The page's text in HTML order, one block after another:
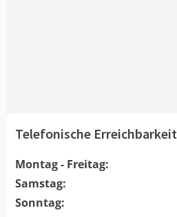
Telefonische Erreichbarkeit
Montag - Freitag:
Samstag:
Sonntag: